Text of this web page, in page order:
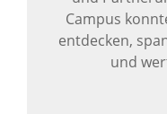
Campus
entdecken,
und